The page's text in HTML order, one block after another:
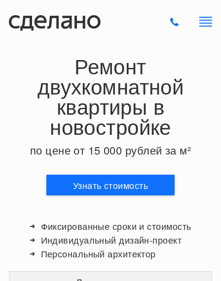
Ремонт
двухкомнатной
квартиры в
новостройке
по цене от 15 000 рублей за м²
Узнать стоимость
Фиксированные сроки и стоимость
Индивидуальный дизайн-проект
Персональный архитектор